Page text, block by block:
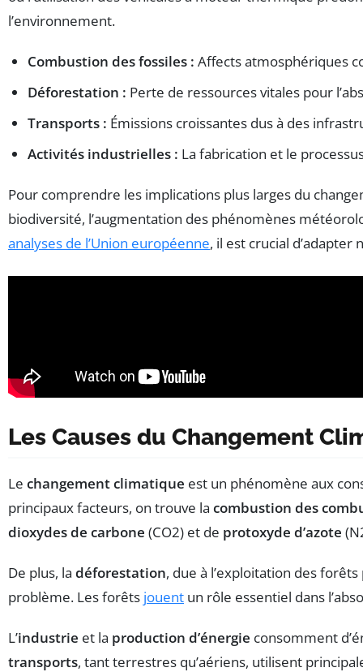
l’environnement.
Combustion des fossiles : Affects atmosphériques
Déforestation : Perte de ressources vitales pour
Transports : Émissions croissantes dus à des
Activités industrielles : La fabrication et le
Pour comprendre les implications plus larges du
biodiversité, l’augmentation des phénomènes
analyses de l’Union européenne, il est crucial
Les Causes du Changement
Le changement climatique est un phénomène aux
principaux facteurs, on trouve la combustion des
dioxydes de carbone (CO2) et de protoxyde d’azote
De plus, la déforestation, due à l’exploitation des
problème. Les forêts jouent un rôle essentiel dans
L’industrie et la production d’énergie consomment
transports, tant terrestres qu’aériens, utilisent